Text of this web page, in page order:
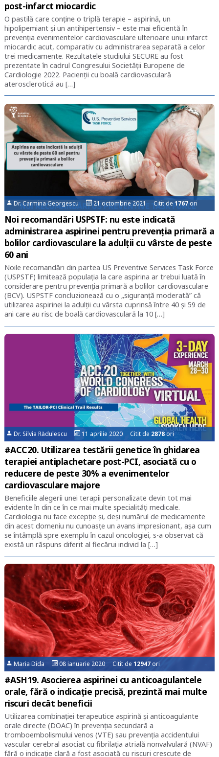
post-infarct miocardic
O pastilă care conține o triplă terapie – aspirină, un
hipolipemiant și un antihipertensiv – este mai eficientă în
prevenția evenimentelor cardiovasculare ulterioare unui infarct
miocardic acut, comparativ cu administrarea separată a celor
trei medicamente. Rezultatele studiului SECURE au fost
prezentate în cadrul Congresului Societății Europene de
Cardiologie 2022. Pacienții cu boală cardiovasculară
aterosclerotică au […]
Dr. Carmina Georgescu 21 octombrie 2021 Citit de1767ori
Noi recomandări USPSTF: nu este indicată
administrarea aspirinei pentru prevenția primară a
bolilor cardiovasculare la adulții cu vârste de peste
60 ani
Noile recomandări din partea US Preventive Services Task Force
(USPSTF) limitează populația la care aspirina ar trebui luată în
considerare pentru prevenția primară a bolilor cardiovasculare
(BCV). USPSTF concluzionează cu o „siguranță moderată” că
utilizarea aspirinei la adulții cu vârsta cuprinsă între 40 și 59 de
ani care au risc de boală cardiovasculară la 10 […]
Dr. Silvia Rădulescu 11 aprilie 2020 Citit de 2878ori
#ACC20. Utilizarea testării genetice în ghidarea
terapiei antiplachetare post-PCI, asociată cu o
reducere de peste 30% a evenimentelor
cardiovasculare majore
Beneficiile alegerii unei terapii personalizate devin tot mai
evidente în din ce în ce mai multe specialități medicale.
Cardiologia nu face excepție și, deși numărul de medicamente
din acest domeniu nu cunoasțe un avans impresionant, așa cum
se întâmplă spre exemplu în cazul oncologiei, s-a observat că
există un răspuns diferit al fiecărui individ la […]
Maria Dida 08 ianuarie 2020 Citit de12947ori
#ASH19. Asocierea aspirinei cu anticoagulantele
orale, fără o indicație precisă, prezintă mai multe
riscuri decât beneficii
Utilizarea combinației terapeutice aspirină și anticoagulante
orale directe (DOAC) în prevenția secundară a
tromboembolismului venos (VTE) sau prevenția accidentului
vascular cerebral asociat cu fibrilația atrială nonvalvulară (NVAF)
fără o indicație clară a fost asociată cu riscuri crescute de